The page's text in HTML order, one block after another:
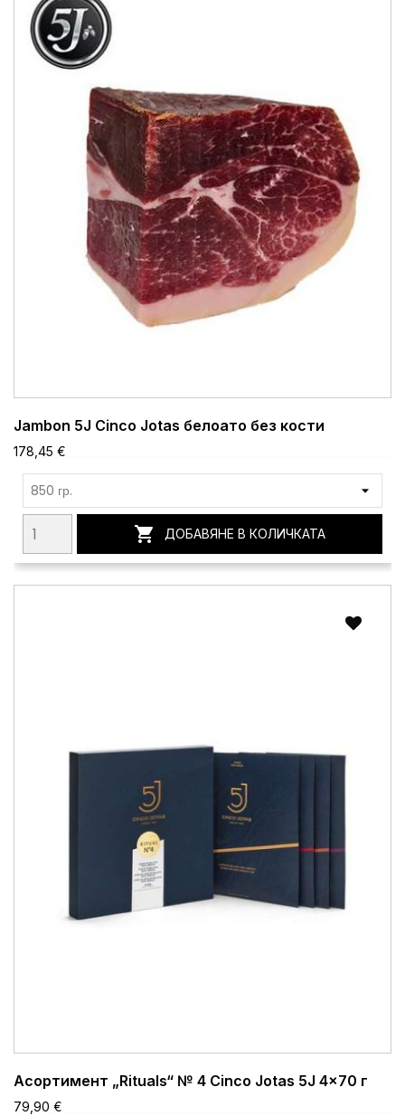
Jambon 5J Cinco Jotas белоато без кости
178,45 €
 ДОБАВЯНЕ В КОЛИЧКАТА
Асортимент „Rituals“ № 4 Cinco Jotas 5J 4x70 г
79,90 €